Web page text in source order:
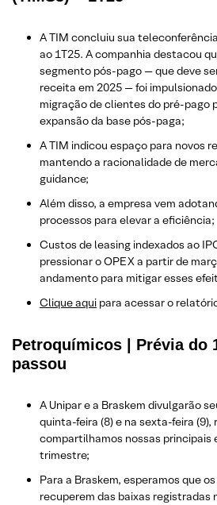
A TIM concluiu sua
ao 1T25. A companhia destacou
segmento pós-pago — que deve
receita em 2025 — foi
migração de clientes do pré-pago
expansão da base pós-paga;
A TIM indicou espaço para novos
mantendo a racionalidade de
guidance;
Além disso, a empresa vem
processos para elevar a eficiência;
Custos de leasing indexados ao
pressionar o OPEX a partir de
andamento para mitigar esses
Clique aqui para acessar o
Petroquímicos | Prévia do
passou
A Unipar e a Braskem divulgarão
quinta-feira (8) e na sexta-feira
compartilhamos nossas principais
trimestre;
Para a Braskem, esperamos que
recuperem das baixas registradas